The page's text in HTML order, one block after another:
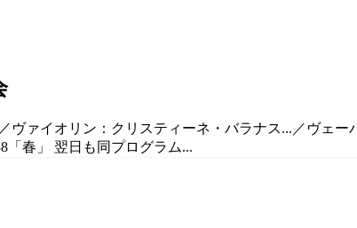
ヴァイオリン：クリスティーネ・バラナス...／ヴェ
「春」 翌日も同プログラム...